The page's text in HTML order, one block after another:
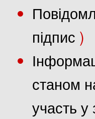
підпис )
станом
участь